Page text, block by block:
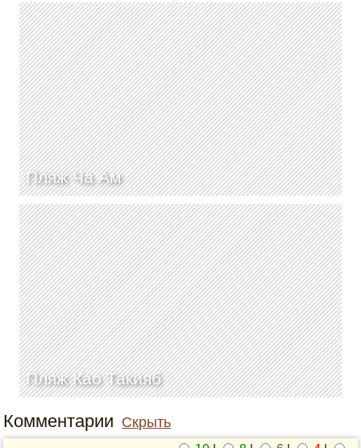
Пляж Ча Ам
Пляж Као Такияб
Комментарии Скрыть